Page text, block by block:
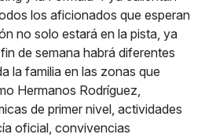
los aficionados que esperan
no solo estará en la pista, ya
de semana habrá diferentes
la familia en las zonas que
Hermanos Rodríguez,
de primer nivel, actividades
oficial, convivencias